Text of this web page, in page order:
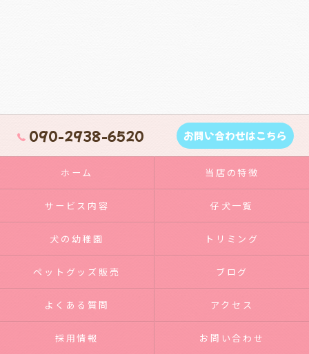
090-2938-6520 お問い合わせはこちら
ホーム 当店の特徴
サービス内容 仔犬一覧
犬の幼稚園 トリミング
ペットグッズ販売 ブログ
よくある質問 アクセス
採用情報 お問い合わせ